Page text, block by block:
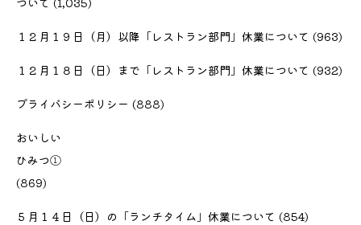
１２月１９日（月）以降「レストラン部門」休業について (963)
１２月１８日（日）まで「レストラン部門」休業について (932)
プライバシーポリシー (888)
おいしい
ひみつ①
(869)
５月１４日（日）の「ランチタイム」休業について (854)